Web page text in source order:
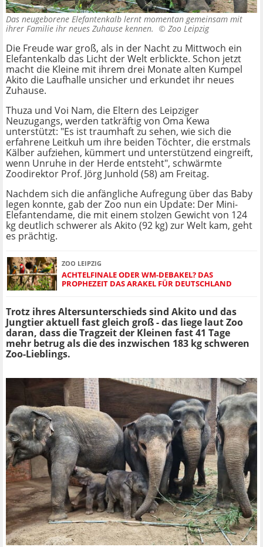
Das neugeborene Elefantenkalb lernt momentan gemeinsam mit
ihrer Familie ihr neues Zuhause kennen. © Zoo Leipzig
Die Freude war groß, als in der Nacht zu Mittwoch ein
Elefantenkalb das Licht der Welt erblickte. Schon jetzt
macht die Kleine mit ihrem drei Monate alten Kumpel
Akito die Laufhalle unsicher und erkundet ihr neues
Zuhause.
Thuza und Voi Nam, die Eltern des Leipziger
Neuzugangs, werden tatkräftig von Oma Kewa
unterstützt: "Es ist traumhaft zu sehen, wie sich die
erfahrene Leitkuh um ihre beiden Töchter, die erstmals
Kälber aufziehen, kümmert und unterstützend eingreift,
wenn Unruhe in der Herde entsteht", schwärmte
Zoodirektor Prof. Jörg Junhold (58) am Freitag.
Nachdem sich die anfängliche Aufregung über das Baby
legen konnte, gab der Zoo nun ein Update: Der Mini-
Elefantendame, die mit einem stolzen Gewicht von 124
kg deutlich schwerer als Akito (92 kg) zur Welt kam, geht
es prächtig.
ZOO LEIPZIG
ACHTELFINALE ODER WM-DEBAKEL? DAS
PROPHEZEIT DAS ARAKEL FÜR DEUTSCHLAND
Trotz ihres Altersunterschieds sind Akito und das
Jungtier aktuell fast gleich groß - das liege laut Zoo
daran, dass die Tragzeit der Kleinen fast 41 Tage
mehr betrug als die des inzwischen 183 kg schweren
Zoo-Lieblings.